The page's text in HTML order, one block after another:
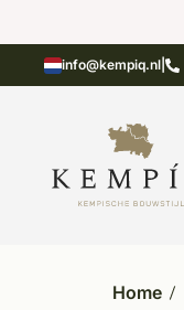
info@kempiq.nl
in kempische bouwstijl
Home